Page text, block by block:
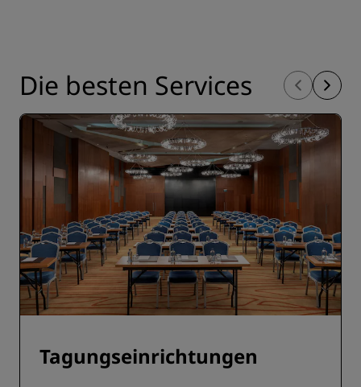
Die besten Services
Tagungseinrichtungen